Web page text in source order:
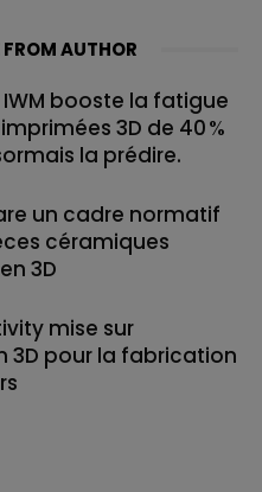
FROM AUTHOR
booste la fatigue
3D de 40 %
la prédire.
un cadre normatif
céramiques
3D
mise sur
3D pour la fabrication